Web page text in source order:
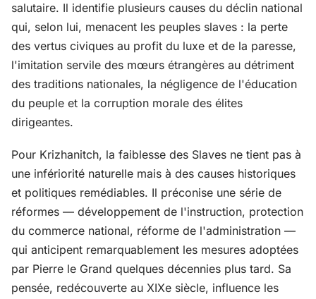
salutaire. Il identifie plusieurs causes du déclin national
qui, selon lui, menacent les peuples slaves : la perte
des vertus civiques au profit du luxe et de la paresse,
l'imitation servile des mœurs étrangères au détriment
des traditions nationales, la négligence de l'éducation
du peuple et la corruption morale des élites
dirigeantes.
Pour Krizhanitch, la faiblesse des Slaves ne tient pas à
une infériorité naturelle mais à des causes historiques
et politiques remédiables. Il préconise une série de
réformes — développement de l'instruction, protection
du commerce national, réforme de l'administration —
qui anticipent remarquablement les mesures adoptées
par Pierre le Grand quelques décennies plus tard. Sa
pensée, redécouverte au XIXe siècle, influence les